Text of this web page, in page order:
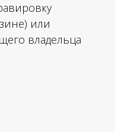
или
владельца